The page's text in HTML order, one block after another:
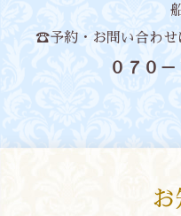
☎予約・お問い合わせ
０７０－７
お